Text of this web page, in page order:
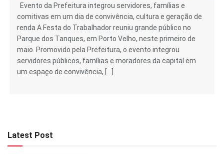
Evento da Prefeitura integrou servidores, famílias e
comitivas em um dia de convivência, cultura e geração de
renda A Festa do Trabalhador reuniu grande público no
Parque dos Tanques, em Porto Velho, neste primeiro de
maio. Promovido pela Prefeitura, o evento integrou
servidores públicos, famílias e moradores da capital em
um espaço de convivência, […]
Latest Post